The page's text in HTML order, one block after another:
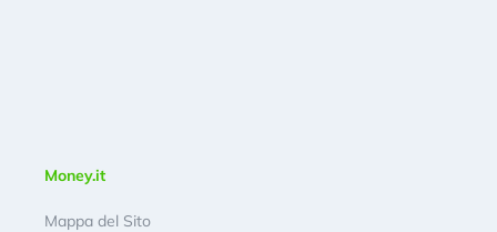
Money.it
Mappa del Sito